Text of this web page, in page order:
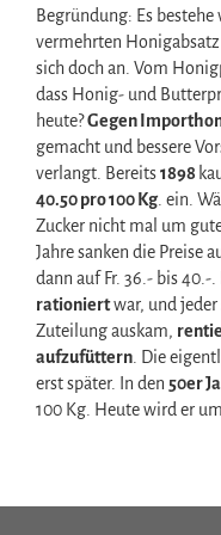
Begründung: Es
vermehrten Honigabsatz
sich doch an. Vom
dass Honig- und
heute?Gegen
gemacht und bessere
verlangt. Bereits1898
40.50 pro 100 Kg. ein.
Zucker nicht mal um
Jahre sanken die Preise
dann auf Fr. 36.- bis
rationiertwar, und jeder
Zuteilung auskam,
aufzufüttern . Die
erst später. In den 50er
100 Kg. Heute wird er